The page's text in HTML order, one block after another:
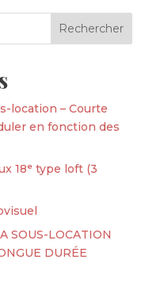
location – Courte
en fonction des
18ᵉ type loft (3
SOUS-LOCATION
DURÉE